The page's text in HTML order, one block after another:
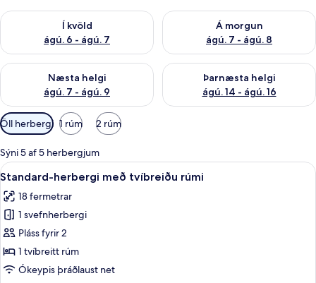
Í kvöld
ágú. 6 - ágú. 7
Athuga framboð í kvöld ágú. 6 - ágú. 7
Á morgun
ágú. 7 - ágú. 8
Athuga framboð á morgun
Næsta helgi
ágú. 7 - ágú. 9
Athuga framboð næstu helgi ágú. 7 - ágú. 9
Þarnæsta helgi
ágú. 14 - ágú. 16
Athuga framboð þarnæstu
Síur
í
boði
fyrir
herbergi
Öll herbergi 1 rúm 2 rúm
Sýni 5 af 5 herbergjum
Skoða
allar
myndir
fyrir
Standard-
herbergi
með
8
Standard-herbergi með tvíbreiðu rúmi
18 fermetrar
1 svefnherbergi
Pláss fyrir 2
1 tvíbreitt rúm
Ókeypis þráðlaust net